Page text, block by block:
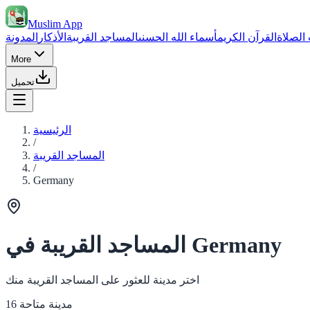
Muslim App
القرآن الكريمأسماء الله الحسنىالمساجد القريبة الأذكار المدونة
More
تحميل
الرئيسية
/
المساجد القريبة
/
Germany
المساجد القريبة في Germany
اختر مدينة للعثور على المساجد القريبة منك
16 مدينة متاحة